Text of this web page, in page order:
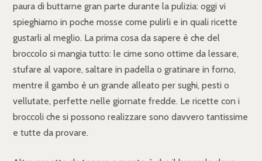
paura di buttarne gran parte durante la pulizia: oggi vi
spieghiamo in poche mosse come pulirli e in quali ricette
gustarli al meglio. La prima cosa da sapere è che del
broccolo si mangia tutto: le cime sono ottime da lessare,
stufare al vapore, saltare in padella o gratinare in forno,
mentre il gambo è un grande alleato per sughi, pesti o
vellutate, perfette nelle giornate fredde. Le ricette con i
broccoli che si possono realizzare sono davvero tantissime
e tutte da provare.